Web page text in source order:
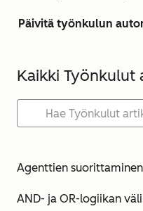
Päivitä työnkulun
Kaikki Työnkulut
Agenttien
AND- ja OR-logiikan